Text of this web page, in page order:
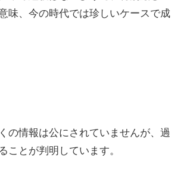
味、今の時代では珍しいケースで成
の情報は公にされていませんが、過
とが判明しています。